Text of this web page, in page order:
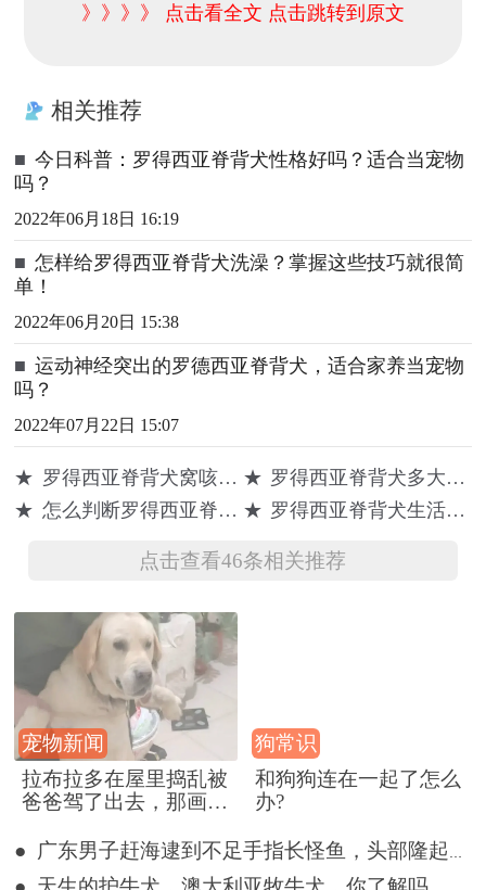
》》》》 点击看全文 点击跳转到原文
相关推荐
■ 今日科普：罗得西亚脊背犬性格好吗？适合当宠物
吗？
2022年06月18日 16:19
■ 怎样给罗得西亚脊背犬洗澡？掌握这些技巧就很简
单！
2022年06月20日 15:38
■ 运动神经突出的罗德西亚脊背犬，适合家养当宠物
吗？
2022年07月22日 15:07
★ 罗得西亚脊背犬窝咳吃什么药最好 ★ 罗得西亚脊背犬多大产仔
★ 怎么判断罗得西亚脊背犬得了什么病 ★ 罗得西亚脊背犬生活习惯
点击查看46条相关推荐
宠物新闻
拉布拉多在屋里捣乱被
爸爸驾了出去，那画面
狗常识
和狗狗连在一起了怎么
办?
● 广东男子赶海逮到不足手指长怪鱼，头部隆起像奥特曼